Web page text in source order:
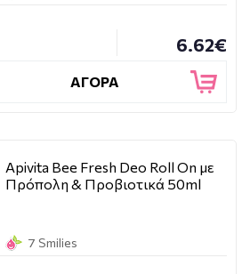
6.62€
ΑΓΟΡΑ
Apivita Bee Fresh Deo Roll On με
Πρόπολη & Προβιοτικά 50ml
7 Smilies